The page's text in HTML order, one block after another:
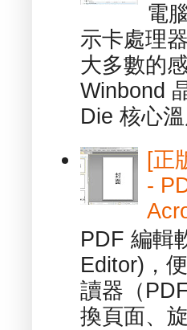
電
示卡處理
大多數的
Winbond
Die 核心
[正
-
PDF 編輯
Editor)，
讀器（
換頁面、